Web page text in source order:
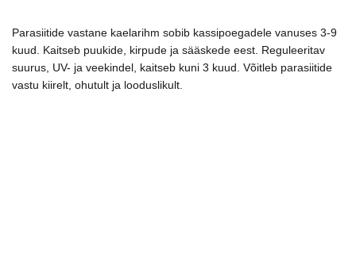
Parasiitide vastane kaelarihm sobib kassipoegadele vanuses 3-9
kuud. Kaitseb puukide, kirpude ja sääskede eest. Reguleeritav
suurus, UV- ja veekindel, kaitseb kuni 3 kuud. Võitleb parasiitide
vastu kiirelt, ohutult ja looduslikult.